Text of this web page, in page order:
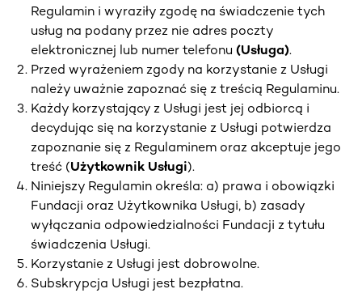
Regulamin i wyraziły zgodę na świadczenie tych
usług na podany przez nie adres poczty
elektronicznej lub numer telefonu (Usługa).
Przed wyrażeniem zgody na korzystanie z Usługi
należy uważnie zapoznać się z treścią Regulaminu.
Każdy korzystający z Usługi jest jej odbiorcą i
decydując się na korzystanie z Usługi potwierdza
zapoznanie się z Regulaminem oraz akceptuje jego
treść (Użytkownik Usługi).
Niniejszy Regulamin określa: a) prawa i obowiązki
Fundacji oraz Użytkownika Usługi, b) zasady
wyłączania odpowiedzialności Fundacji z tytułu
świadczenia Usługi.
Korzystanie z Usługi jest dobrowolne.
Subskrypcja Usługi jest bezpłatna.